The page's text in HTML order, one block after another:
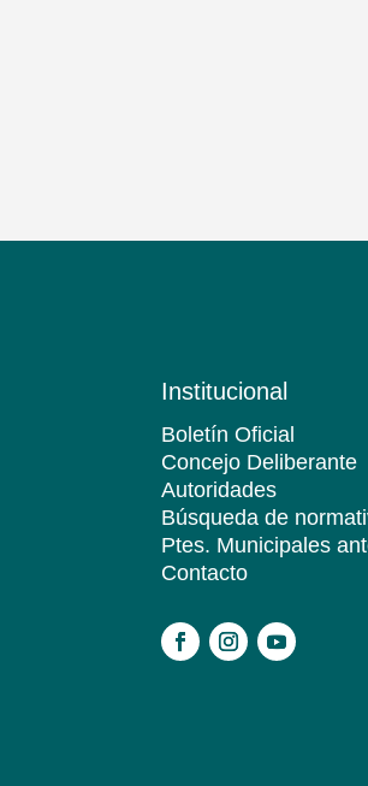
Institucional
Boletín Oficial
Concejo Deliberante
Autoridades
Búsqueda de
Ptes. Municipales
Contacto